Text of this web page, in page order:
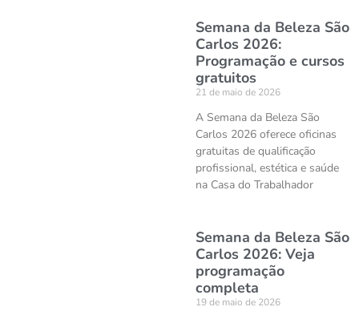
Semana da Beleza São
Carlos 2026:
Programação e cursos
gratuitos
21 de maio de 2026
A Semana da Beleza São
Carlos 2026 oferece oficinas
gratuitas de qualificação
profissional, estética e saúde
na Casa do Trabalhador
Semana da Beleza São
Carlos 2026: Veja
programação
completa
19 de maio de 2026